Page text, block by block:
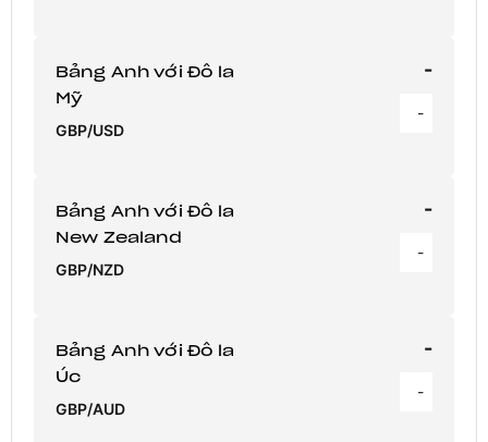
Bảng Anh với Đô la
Mỹ
GBP/USD
-
-
Bảng Anh với Đô la
New Zealand
GBP/NZD
-
-
Bảng Anh với Đô la
Úc
GBP/AUD
-
-